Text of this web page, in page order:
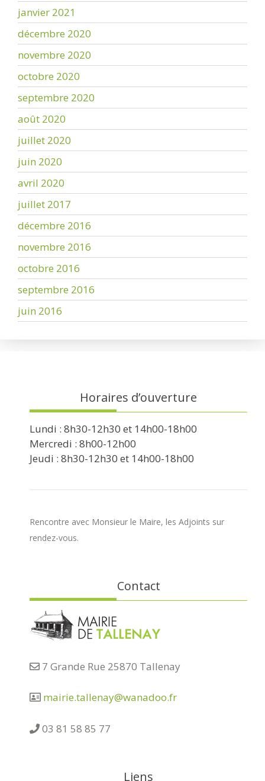
janvier 2021
décembre 2020
novembre 2020
octobre 2020
septembre 2020
août 2020
juillet 2020
juin 2020
avril 2020
juillet 2017
décembre 2016
novembre 2016
octobre 2016
septembre 2016
juin 2016
Horaires d’ouverture
Lundi : 8h30-12h30 et 14h00-18h00
Mercredi : 8h00-12h00
Jeudi : 8h30-12h30 et 14h00-18h00
Rencontre avec Monsieur le Maire, les Adjoints sur
rendez-vous.
Contact
7 Grande Rue 25870 Tallenay
mairie.tallenay@wanadoo.fr
03 81 58 85 77
Liens